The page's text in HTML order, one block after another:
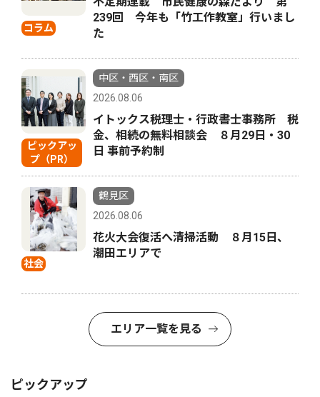
コラム
239回 今年も「竹工作教室」行いまし
た
ピックアッ
プ（PR）
中区・西区・南区
2026.08.06
イトックス税理士・行政書士事務所 税
金、相続の無料相談会 ８月29日・30
日 事前予約制
社会
鶴見区
2026.08.06
花火大会復活へ清掃活動 ８月15日、
潮田エリアで
エリア一覧を見る
ピックアップ